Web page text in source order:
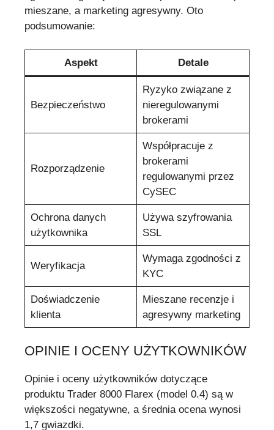
mieszane, a marketing agresywny. Oto
podsumowanie:
Aspekt Detale
Bezpieczeństwo
Ryzyko związane z
nieregulowanymi
brokerami
Rozporządzenie
Współpracuje z
brokerami
regulowanymi przez
CySEC
Ochrona danych
użytkownika
Używa szyfrowania
SSL
Weryfikacja
Wymaga zgodności z
KYC
Doświadczenie
klienta
Mieszane recenzje i
agresywny marketing
OPINIE I OCENY UŻYTKOWNIKÓW
Opinie i oceny użytkowników dotyczące
produktu Trader 8000 Flarex (model 0.4) są w
większości negatywne, a średnia ocena wynosi
1,7 gwiazdki.